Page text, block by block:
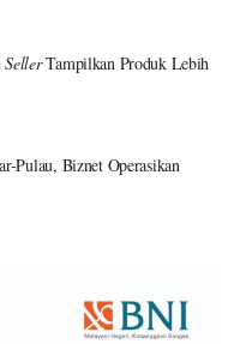
SellerTampilkan Produk Lebih
Pulau, Biznet Operasikan